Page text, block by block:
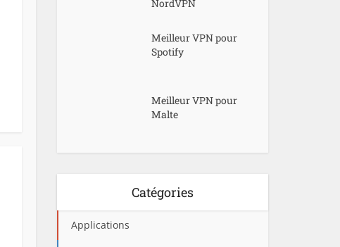
NordVPN
Meilleur VPN pour
Spotify
Meilleur VPN pour
Malte
Catégories
Applications